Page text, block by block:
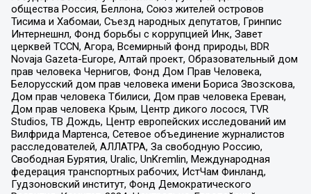
общества Россия, Беллона, Союз жителей островов
Тисима и Хабомаи, Съезд народных депутатов, Гринпис
Интернешнл, Фонд борьбы с коррупцией Инк, Завет
церквей TCCN, Агора, Всемирный фонд природы, BDR
Novaja Gazeta-Europe, Алтай проект, Образовательный дом
прав человека Чернигов, Фонд Дом Прав Человека,
Белорусский дом прав человека имени Бориса Звозскова,
Дом прав человека Тбилиси, Дом прав человека Ереван,
Дом прав человека Крым, Центр дикого лосося, TVR
Studios, ТВ Дождь, Центр европейских исследований им
Вилфрида Мартенса, Сетевое объединение журналистов
расследователей, АЛЛАТРА, За свободную Россию,
Свободная Бурятия, Uralic, UnKremlin, Международная
федерация транспортных рабочих, ИстЧам Финланд,
Гудзоновский институт, Фонд Демократического